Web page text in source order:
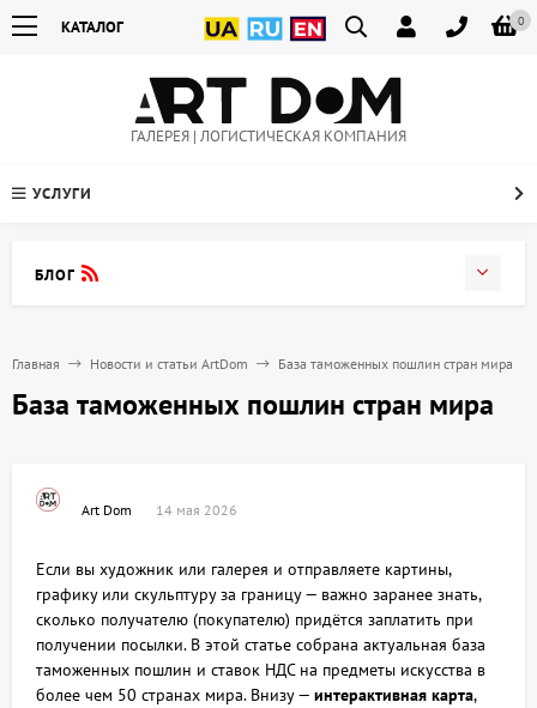
0
КАТАЛОГ
ГАЛЕРЕЯ | ЛОГИСТИЧЕСКАЯ КОМПАНИЯ
УСЛУГИ
Главная Новости и статьи ArtDom База таможенных пошлин стран мира
База таможенных пошлин стран мира
Art Dom 14 мая 2026
Если вы художник или галерея и отправляете картины,
графику или скульптуру за границу — важно заранее знать,
сколько получателю (покупателю) придётся заплатить при
получении посылки. В этой статье собрана актуальная база
таможенных пошлин и ставок НДС на предметы искусства в
более чем 50 странах мира. Внизу — интерактивная карта,
БЛОГ